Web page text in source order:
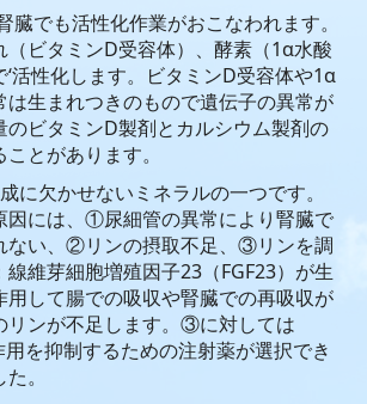
ぶ
て
たらき
臓でも活性化作業がおこなわれます。
（ビタミンD受容体）、酵素（1α水酸
活性化します。ビタミンD受容体や1α
は生まれつきのもので遺伝子の異常が
のビタミンD製剤とカルシウム製剤の
とがあります。
に欠かせないミネラルの一つです。
因には、①尿細管の異常により腎臓で
ない、②リンの摂取不足、③リンを調
線維芽細胞増殖因子23（FGF23）が生
用して腸での吸収や腎臓での再吸収が
リンが不足します。③に対しては
用を抑制するための注射薬が選択でき
。